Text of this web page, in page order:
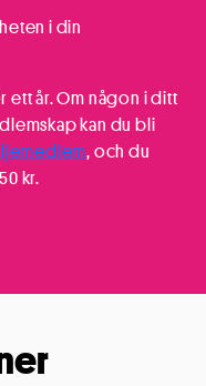
i din
ett år. Om någon i ditt
kan du bli
, och du
kr.